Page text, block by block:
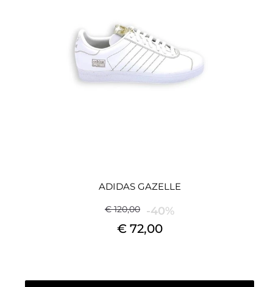
ADIDAS GAZELLE
€ 120,00 -40%
€ 72,00